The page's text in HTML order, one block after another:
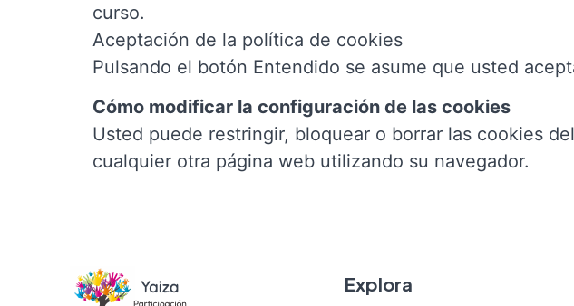
curso.
Aceptación de la política de cookies
Pulsando el botón Entendido se asume que usted
Cómo modificar la configuración de las cookies
Usted puede restringir, bloquear o borrar las cookies
cualquier otra página web utilizando su navegador.
Explora